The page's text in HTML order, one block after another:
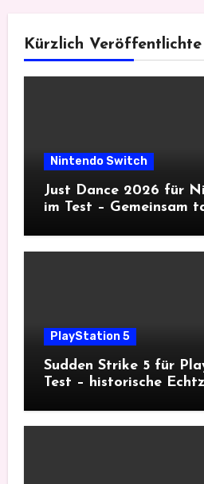
Kürzlich Veröffentlichte
Nintendo Switch
Just Dance 2026 für
im Test – Gemeinsam
PlayStation 5
Sudden Strike 5 für
Test – historische